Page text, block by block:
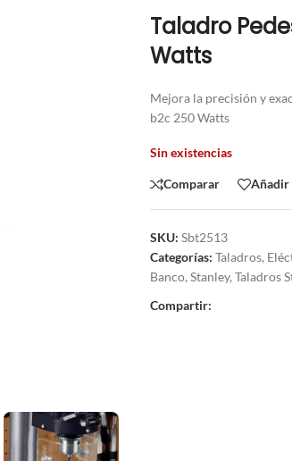
Taladro
Watts
Mejora la precisión y
b2c 250 Watts
Sin existencias
Comparar Añadir
SKU: Sbt2513
Categorías: Taladros,
Banco, Stanley, Taladros
Compartir: